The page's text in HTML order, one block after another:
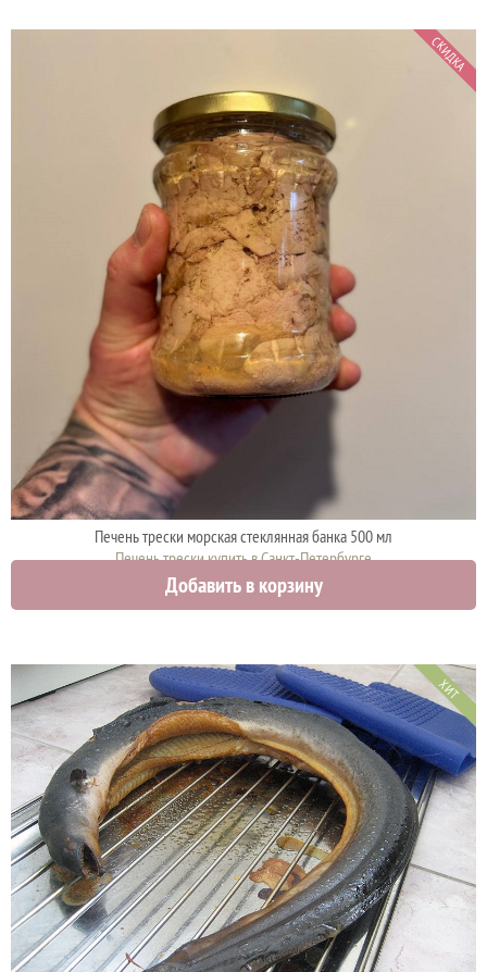
СКИДКА
Печень трески морская стеклянная банка 500 мл
Печень трески купить в Санкт-Петербурге
1000 руб. 950 руб.
Добавить в корзину
ХИТ